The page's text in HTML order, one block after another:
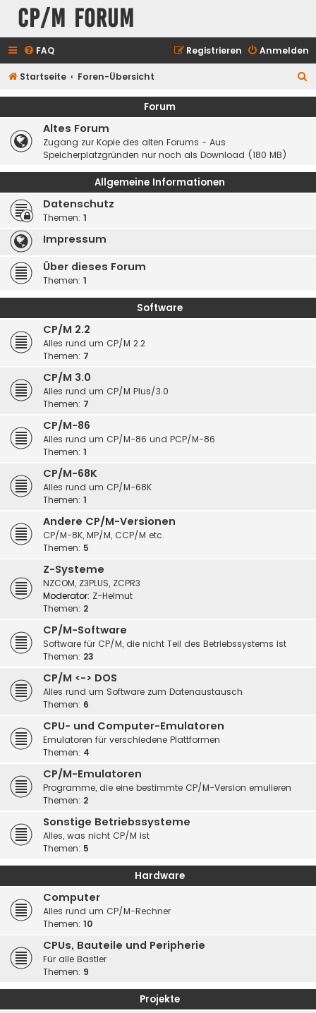
CP/M Forum
FAQ Anmelden
Registrieren
Startseite Foren-Übersicht
u
Forum
Altes Forum
Zugang zur Kopie des alten Forums - Aus
Speicherplatzgründen nur noch als Download (180 MB)
Allgemeine Informationen
Datenschutz
Themen: 1
Impressum
Über dieses Forum
Themen: 1
Software
CP/M 2.2
Alles rund um CP/M 2.2
Themen: 7
CP/M 3.0
Alles rund um CP/M Plus/3.0
Themen: 7
CP/M-86
Alles rund um CP/M-86 und PCP/M-86
Themen: 1
CP/M-68K
Alles rund um CP/M-68K
Themen: 1
Andere CP/M-Versionen
CP/M-8K, MP/M, CCP/M etc.
Themen: 5
Z-Systeme
NZCOM, Z3PLUS, ZCPR3
Moderator: Z-Helmut
Themen: 2
CP/M-Software
Software für CP/M, die nicht Teil des Betriebssystems ist
Themen: 23
CP/M <-> DOS
Alles rund um Software zum Datenaustausch
Themen: 6
CPU- und Computer-Emulatoren
Emulatoren für verschiedene Plattformen
Themen: 4
CP/M-Emulatoren
Programme, die eine bestimmte CP/M-Version emulieren
Themen: 2
Sonstige Betriebssysteme
Alles, was nicht CP/M ist
Themen: 5
Hardware
Computer
Alles rund um CP/M-Rechner
Themen: 10
CPUs, Bauteile und Peripherie
Für alle Bastler
Themen: 9
Projekte